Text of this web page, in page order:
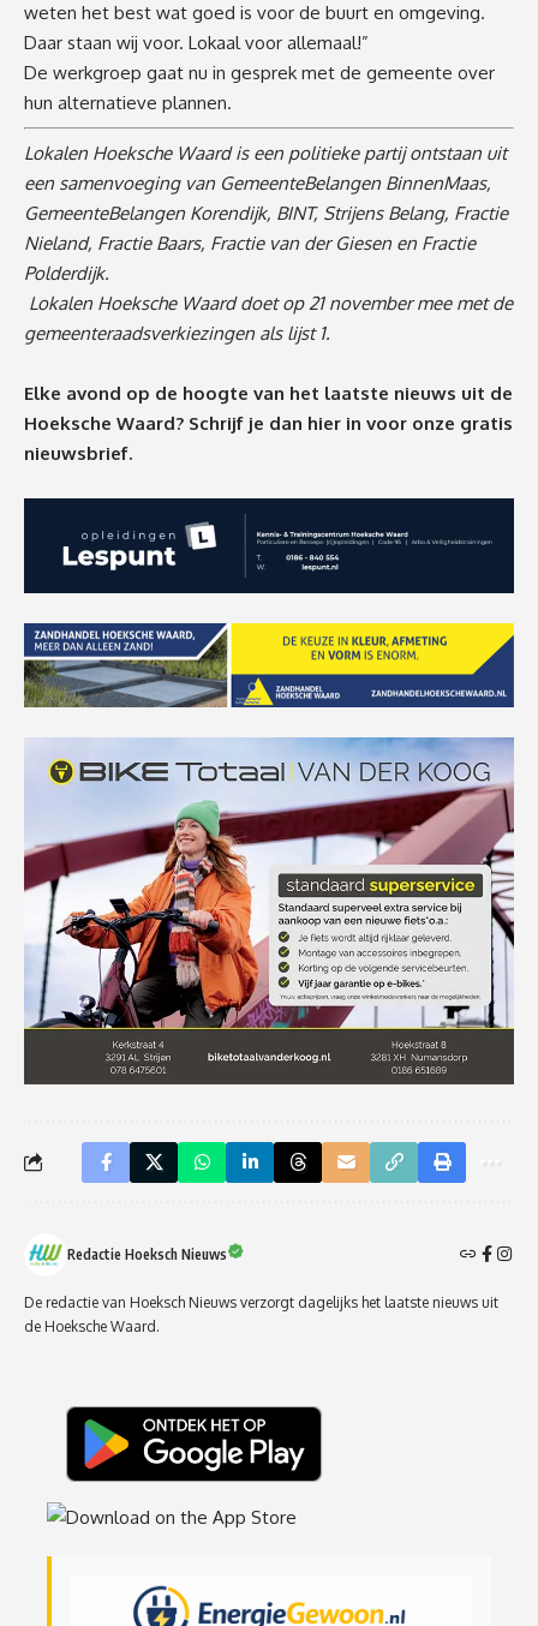
weten het best wat goed is voor de buurt en omgeving.
Daar staan wij voor. Lokaal voor allemaal!”
De werkgroep gaat nu in gesprek met de gemeente over
hun alternatieve plannen.
Lokalen Hoeksche Waard is een politieke partij ontstaan uit
een samenvoeging van GemeenteBelangen BinnenMaas,
GemeenteBelangen Korendijk, BINT, Strijens Belang, Fractie
Nieland, Fractie Baars, Fractie van der Giesen en Fractie
Polderdijk.
Lokalen Hoeksche Waard doet op 21 november mee met de
gemeenteraadsverkiezingen als lijst 1.
Elke avond op de hoogte van het laatste nieuws uit de
Hoeksche Waard? Schrijf je dan hier in voor onze gratis
nieuwsbrief.
Redactie Hoeksch Nieuws
De redactie van Hoeksch Nieuws verzorgt dagelijks het laatste nieuws uit
de Hoeksche Waard.